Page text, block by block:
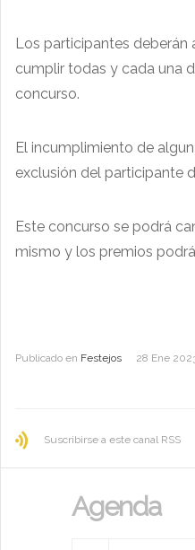
Los participantes
cumplir todas y cada una
concurso.
El incumplimiento de
exclusión del participante
Este concurso se podrá
mismo y los premios
Publicado en Festejos 28 Ene
Suscribirse a este canal RSS
Agenda